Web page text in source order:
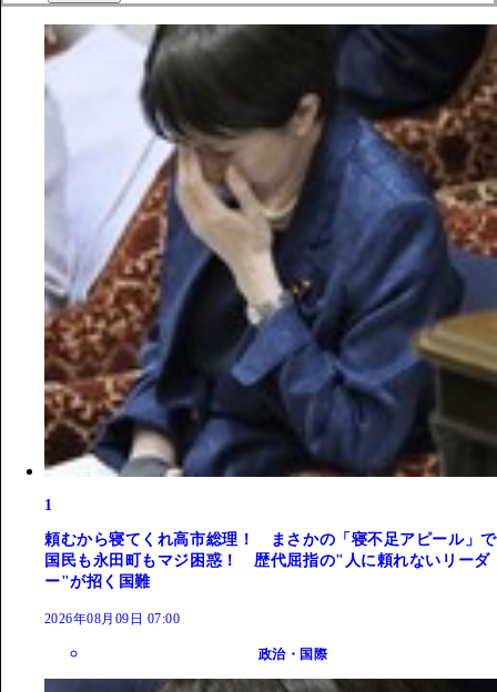
1
頼むから寝てくれ高市総理！ まさかの「寝不足アピール」で
国民も永田町もマジ困惑！ 歴代屈指の"人に頼れないリーダ
ー"が招く国難
2026年08月09日 07:00
政治・国際